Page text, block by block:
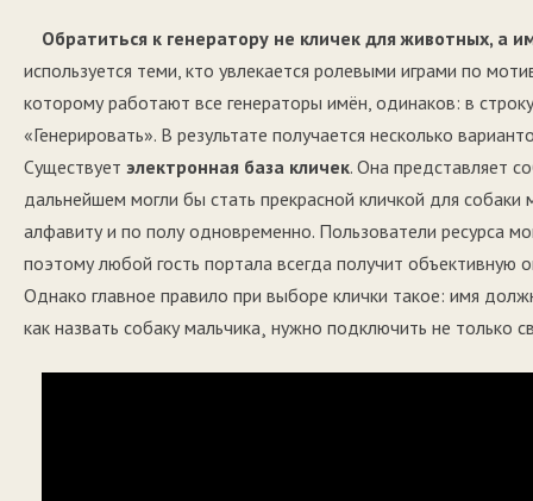
Обратиться к генератору не кличек для животных, а
используется теми, кто увлекается ролевыми играми по
которому работают все генераторы имён, одинаков: в
«Генерировать». В результате получается несколько
Существует электронная база кличек. Она представляет
дальнейшем могли бы стать прекрасной кличкой для
алфавиту и по полу одновременно. Пользователи ресурса
поэтому любой гость портала всегда получит объективную
Однако главное правило при выборе клички такое: имя
как назвать собаку мальчика¸ нужно подключить не только